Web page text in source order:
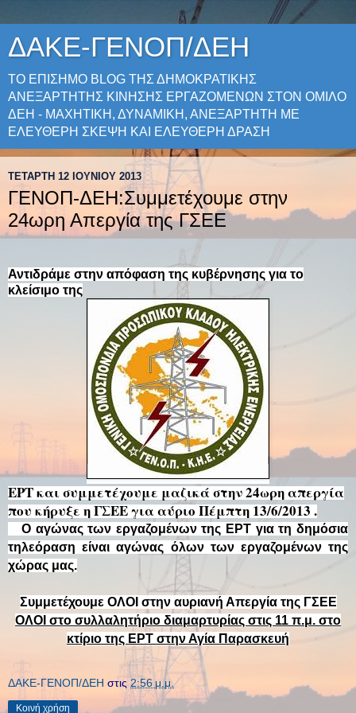
ΔΑΚΕ-ΓΕΝΟΠ/ΔΕΗ
ΤΟ ΕΠΙΣΗΜΟ BLOG ΤΗΣ ΔΗΜΟΚΡΑΤΙΚΗΣ
ΑΝΕΞΑΡΤΗΤΗΣ ΚΙΝΗΣΗΣ ΕΡΓΑΖΟΜΕΝΩΝ ΣΤON OMIΛΟ
ΔΕΗ - ΜΑΧΗΤΙΚΗ, ΔΥΝΑΜΙΚΗ, ΑΝΕΞΑΡΤΗΤΗ ΜΕ
ΕΛΕΥΘΕΡΗ ΣΚΕΨΗ ΚΑΙ ΕΛΕΥΘΕΡΗ ΔΡΑΣΗ
ΤΕΤΆΡΤΗ 12 ΙΟΥΝΊΟΥ 2013
ΓΕΝΟΠ-ΔΕΗ:Συμμετέχουμε στην
24ωρη Απεργία της ΓΣΕΕ
Αντιδράμε στην απόφαση της κυβέρνησης για το
κλείσιμο της
ΕΡΤ και συμμετέχουμε μαζικά στην 24ωρη απεργία
που κήρυξε η ΓΣΕΕ για αύριο Πέμπτη 13/6/2013 .
Ο αγώνας των εργαζομένων της ΕΡΤ για τη δημόσια
τηλεόραση είναι αγώνας όλων των εργαζομένων της
χώρας μας.
Συμμετέχουμε ΟΛΟΙ στην αυριανή Απεργία της ΓΣΕΕ
ΟΛΟΙ στο συλλαλητήριο διαμαρτυρίας στις 11 π.μ. στο
κτίριο της ΕΡΤ στην Αγία Παρασκευή
ΔΑΚΕ-ΓΕΝΟΠ/ΔΕΗ στις 2:56 μ.μ.
Κοινή χρήση